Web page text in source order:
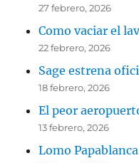
27 febrero, 2026
Como vaciar el
22 febrero, 2026
Sage estrena
18 febrero, 2026
El peor
13 febrero, 2026
Lomo